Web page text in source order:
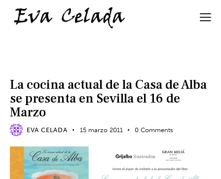
La cocina actual de la Casa de Alba
se presenta en Sevilla el 16 de
Marzo
EVA CELADA 15 marzo 2011 0 Comments